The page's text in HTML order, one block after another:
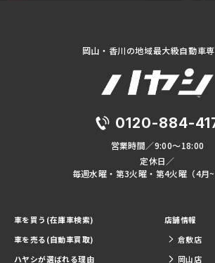
岡山・香川の地域最大級自動車
0120-884-
営業時間／9:00～18:00
定休日／
毎週水曜・第3火曜・第4火曜（4月
車を買う(在庫車検索)
車を売る(自動車買取)
ハヤシが選ばれる理由
店舗情報
倉敷店
岡山店